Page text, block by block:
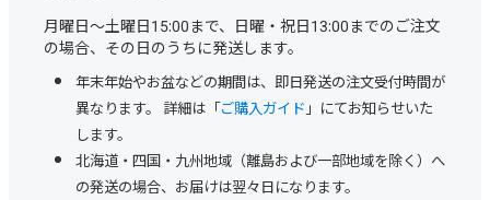
月曜日～土曜日15:00まで、日曜・祝日13:00までのご注文
の場合、その日のうちに発送します。
年末年始やお盆などの期間は、即日発送の注文受付時間が
異なります。 詳細は「ご購入ガイド 」にてお知らせいた
します。
北海道・四国・九州地域（離島および一部地域を除く）へ
の発送の場合、お届けは翌々日になります。